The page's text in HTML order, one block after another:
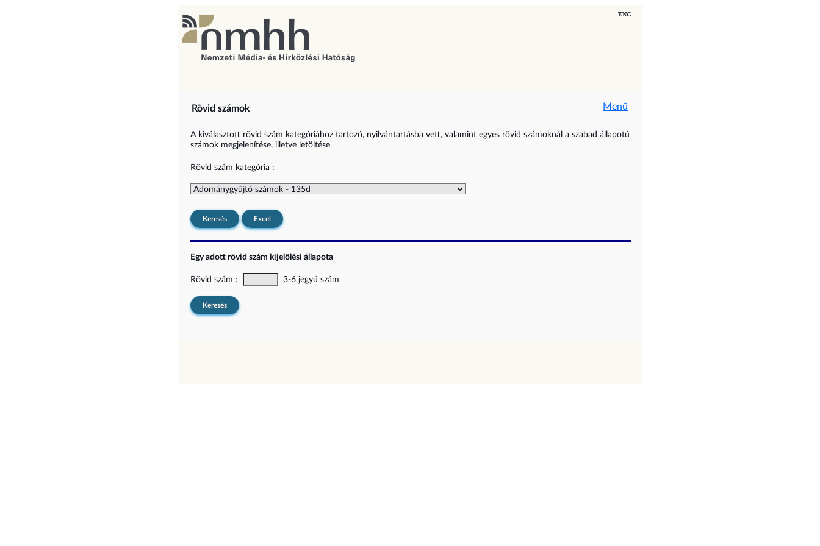
Rövid számok Menü
A kiválasztott rövid szám kategóriához tartozó, nyilvántartásba vett, valamint egyes rövid számoknál a szabad állapotú
számok megjelenítése, illetve letöltése.
Rövid szám kategória :
Keresés Excel
Egy adott rövid szám kijelölési állapota
Rövid szám : 3-6 jegyű szám
Keresés